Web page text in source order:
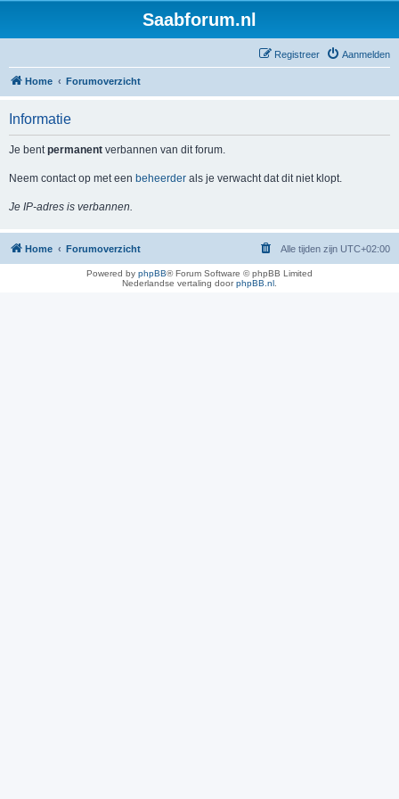
Saabforum.nl
Aanmelden
Registreer
Home Forumoverzicht
Informatie
Je bentpermanent verbannen van dit forum.
Neem contact op met een beheerder als je verwacht dat dit niet klopt.
Je IP-adres is verbannen.
Home Forumoverzicht Alle tijden zijn UTC+02:00
Powered by phpBB® Forum Software © phpBB Limited
Nederlandse vertaling doorphpBB.nl